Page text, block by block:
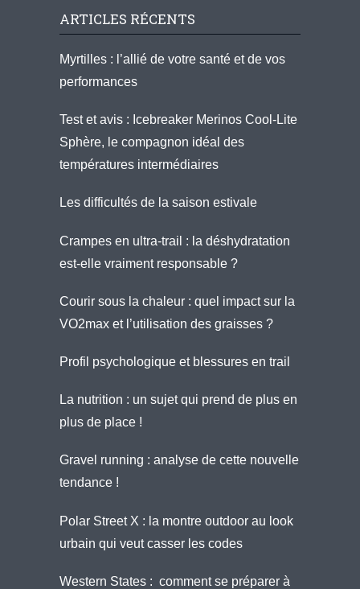
ARTICLES RÉCENTS
Myrtilles : l’allié de votre santé et de vos
performances
Test et avis : Icebreaker Merinos Cool-Lite
Sphère, le compagnon idéal des
températures intermédiaires
Les difficultés de la saison estivale
Crampes en ultra-trail : la déshydratation
est-elle vraiment responsable ?
Courir sous la chaleur : quel impact sur la
VO2max et l’utilisation des graisses ?
Profil psychologique et blessures en trail
La nutrition : un sujet qui prend de plus en
plus de place !
Gravel running : analyse de cette nouvelle
tendance !
Polar Street X : la montre outdoor au look
urbain qui veut casser les codes
Western States : comment se préparer à